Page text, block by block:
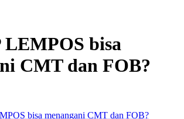
bisa
CMT dan FOB?
bisa menangani CMT dan FOB?